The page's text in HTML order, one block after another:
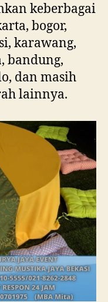
keberbagai
bogor,
karawang,
bandung,
dan masih
lainnya.